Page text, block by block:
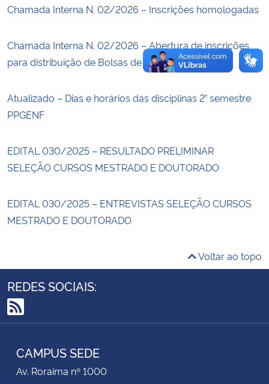
Banco Central do Brasil
Chamada Interna N. 02/2026 – Inscrições homologadas
Chamada Interna N. 02/2026 – Abertura de inscrições
para distribuição de Bolsas de Estudo
Atualizado – Dias e horários das disciplinas 2° semestre
PPGENF
EDITAL 030/2025 – RESULTADO PRELIMINAR
SELEÇÃO CURSOS MESTRADO E DOUTORADO
EDITAL 030/2025 – ENTREVISTAS SELEÇÃO CURSOS
MESTRADO E DOUTORADO
Voltar ao topo
REDES SOCIAIS:
RSS
CAMPUS SEDE
Av. Roraima nº 1000